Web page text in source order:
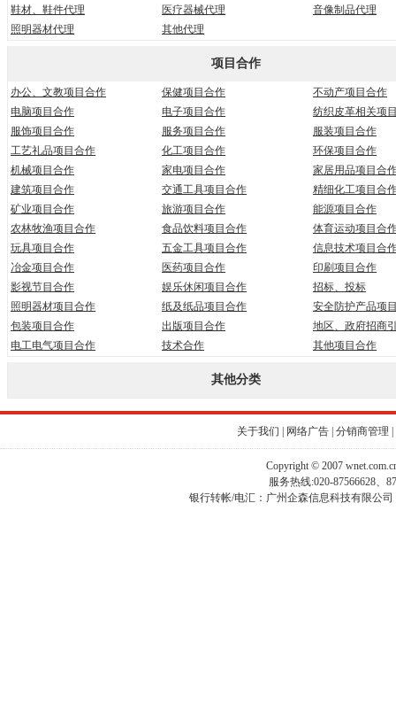
鞋材、鞋件代理
医疗器械代理
音像制品代理
照明器材代理
其他代理
项目合作
办公、文教项目合作 保健项目合作
不动产项目合作
电脑项目合作
电子项目合作
纺织皮革相关项
服饰项目合作
服务项目合作
服装项目合作
工艺礼品项目合作
化工项目合作
环保项目合作
机械项目合作
家电项目合作
家居用品项目合
建筑项目合作
交通工具项目合作
精细化工项目合
矿业项目合作
旅游项目合作
能源项目合作
农林牧渔项目合作
食品饮料项目合作
体育运动项目合
玩具项目合作
五金工具项目合作
信息技术项目合
冶金项目合作
医药项目合作
印刷项目合作
影视节目合作
娱乐休闲项目合作
招标、投标
照明器材项目合作
纸及纸品项目合作
安全防护产品项
包装项目合作
出版项目合作
地区、政府招商
电工电气项目合作
技术合作 其他项目合作
其他分类
关于我们 网络广告 分销商管理
Copyright © 2007
服务热线:020-87566628、
银行转帐/电汇：广州企森信息科技有限公